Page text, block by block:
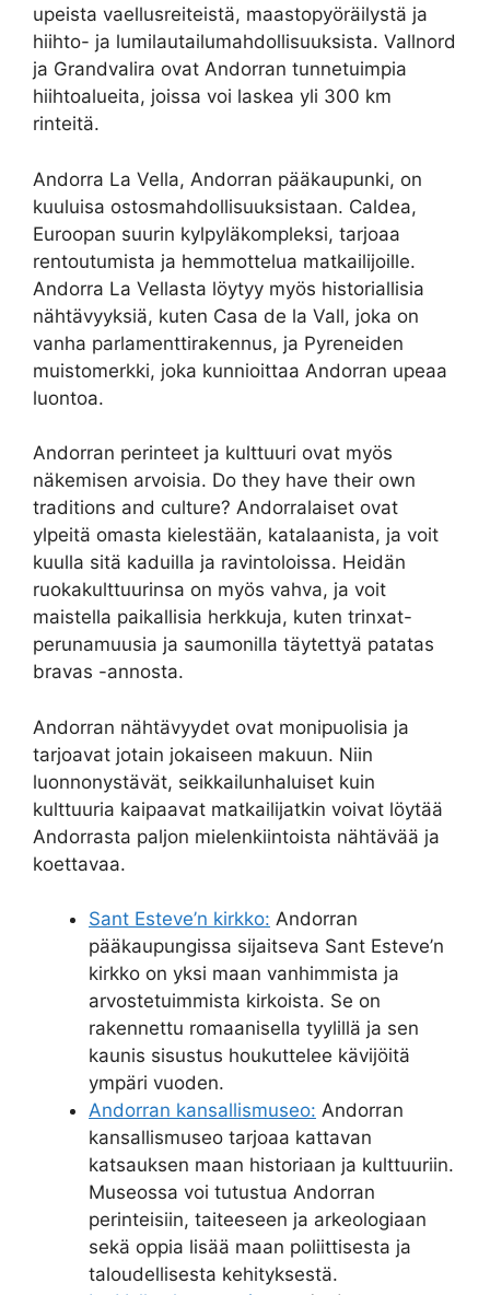
upeista vaellusreiteistä, maastopyöräilystä ja
hiihto- ja lumilautailumahdollisuuksista. Vallnord
ja Grandvalira ovat Andorran tunnetuimpia
hiihtoalueita, joissa voi laskea yli 300 km
rinteitä.
Andorra La Vella, Andorran pääkaupunki, on
kuuluisa ostosmahdollisuuksistaan. Caldea,
Euroopan suurin kylpyläkompleksi, tarjoaa
rentoutumista ja hemmottelua matkailijoille.
Andorra La Vellasta löytyy myös historiallisia
nähtävyyksiä, kuten Casa de la Vall, joka on
vanha parlamenttirakennus, ja Pyreneiden
muistomerkki, joka kunnioittaa Andorran upeaa
luontoa.
Andorran perinteet ja kulttuuri ovat myös
näkemisen arvoisia. Do they have their own
traditions and culture? Andorralaiset ovat
ylpeitä omasta kielestään, katalaanista, ja voit
kuulla sitä kaduilla ja ravintoloissa. Heidän
ruokakulttuurinsa on myös vahva, ja voit
maistella paikallisia herkkuja, kuten trinxat-
perunamuusia ja saumonilla täytettyä patatas
bravas -annosta.
Andorran nähtävyydet ovat monipuolisia ja
tarjoavat jotain jokaiseen makuun. Niin
luonnonystävät, seikkailunhaluiset kuin
kulttuuria kaipaavat matkailijatkin voivat löytää
Andorrasta paljon mielenkiintoista nähtävää ja
koettavaa.
Sant Esteve’n kirkko: Andorran
pääkaupungissa sijaitseva Sant Esteve’n
kirkko on yksi maan vanhimmista ja
arvostetuimmista kirkoista. Se on
rakennettu romaanisella tyylillä ja sen
kaunis sisustus houkuttelee kävijöitä
ympäri vuoden.
Andorran kansallismuseo: Andorran
kansallismuseo tarjoaa kattavan
katsauksen maan historiaan ja kulttuuriin.
Museossa voi tutustua Andorran
perinteisiin, taiteeseen ja arkeologiaan
sekä oppia lisää maan poliittisesta ja
taloudellisesta kehityksestä.